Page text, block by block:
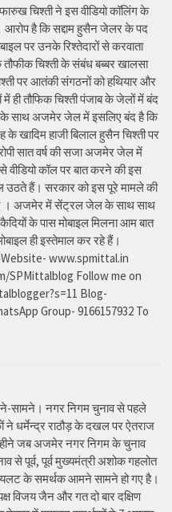
चिश्ती ने इस वीडियो कॉलिंग के
आरोप है कि सद्दाम हुसैन जेलर के पद
पर उनके रिश्तेदारों से करवाता
तौफीक चिश्ती के संबंध बब्बर खालसा
पर आतंकी संगठनों को हथियार और
ही तौफिक चिश्ती पंजाब के जेलों में बंद
के साथ अजमेर जेल में इसलिए बंद है कि
खादिम हाजी बिलाल हुसैन चिश्ती पर
सात वर्ष की सजा अजमेर जेल में
कॉल पर बात करने की इस
उठते हैं। सरकार को इस पूरे मामले की
। अजमेर में सेंट्रल जेल के साथ साथ
के पास मोबाइल मिलना आम बात
ही इस्तेमाल कर रहे हैं।
Website- www.spmittal.in
SPMittalblog Follow me on
Blog-
Group- 9166157932 To
सामने। नगर निगम चुनाव से पहले
धर्मेन्द्र राठौड़ के दखल पर ऐतराज
जब अजमेर नगर निगम के चुनाव
से पूर्व, पूर्व मुख्यमंत्री अशोक गहलोत
के समर्थक आमने सामने हो गए है।
विजय जैन और गत दो बार दक्षिण